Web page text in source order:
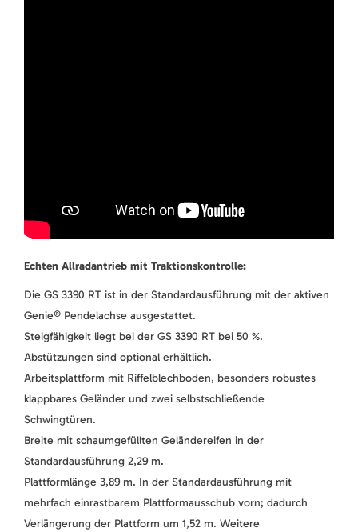
Echten Allradantrieb mit Traktionskontrolle:
Die GS 3390 RT ist in der Standardausführung mit der aktiven
Genie® Pendelachse ausgestattet.
Steigfähigkeit liegt bei der GS 3390 RT bei 50 %.
Abstützungen sind optional erhältlich.
Arbeitsplattform mit Riffelblechboden, besonders robustes
klappbares Geländer und zwei selbstschließende
Schwingtüren.
Breite mit schaumgefüllten Geländereifen in der
Standardausführung 2,29 m.
Plattformlänge 3,89 m. In der Standardausführung mit
mehrfach einrastbarem Plattformausschub vorn; dadurch
Verlängerung der Plattform um 1,52 m. Weitere